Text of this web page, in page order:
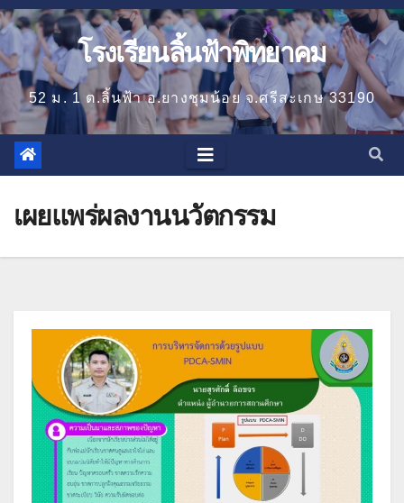
โรงเรียนลิ้นฟ้าพิทยาคม
52 ม. 1 ต.ลิ้นฟ้า อ.ยางชุมน้อย จ.ศรีสะเกษ 33190
เผยแพร่ผลงานนวัตกรรม